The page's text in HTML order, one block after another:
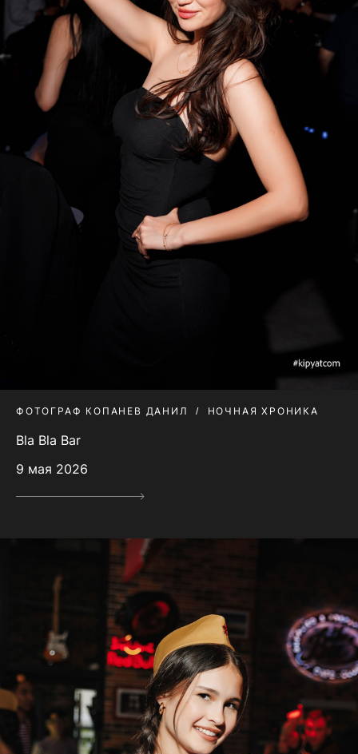
ФОТОГРАФ КОПАНЕВ ДАНИЛ НОЧНАЯ ХРОНИКА
Bla Bla Bar
9 мая 2026